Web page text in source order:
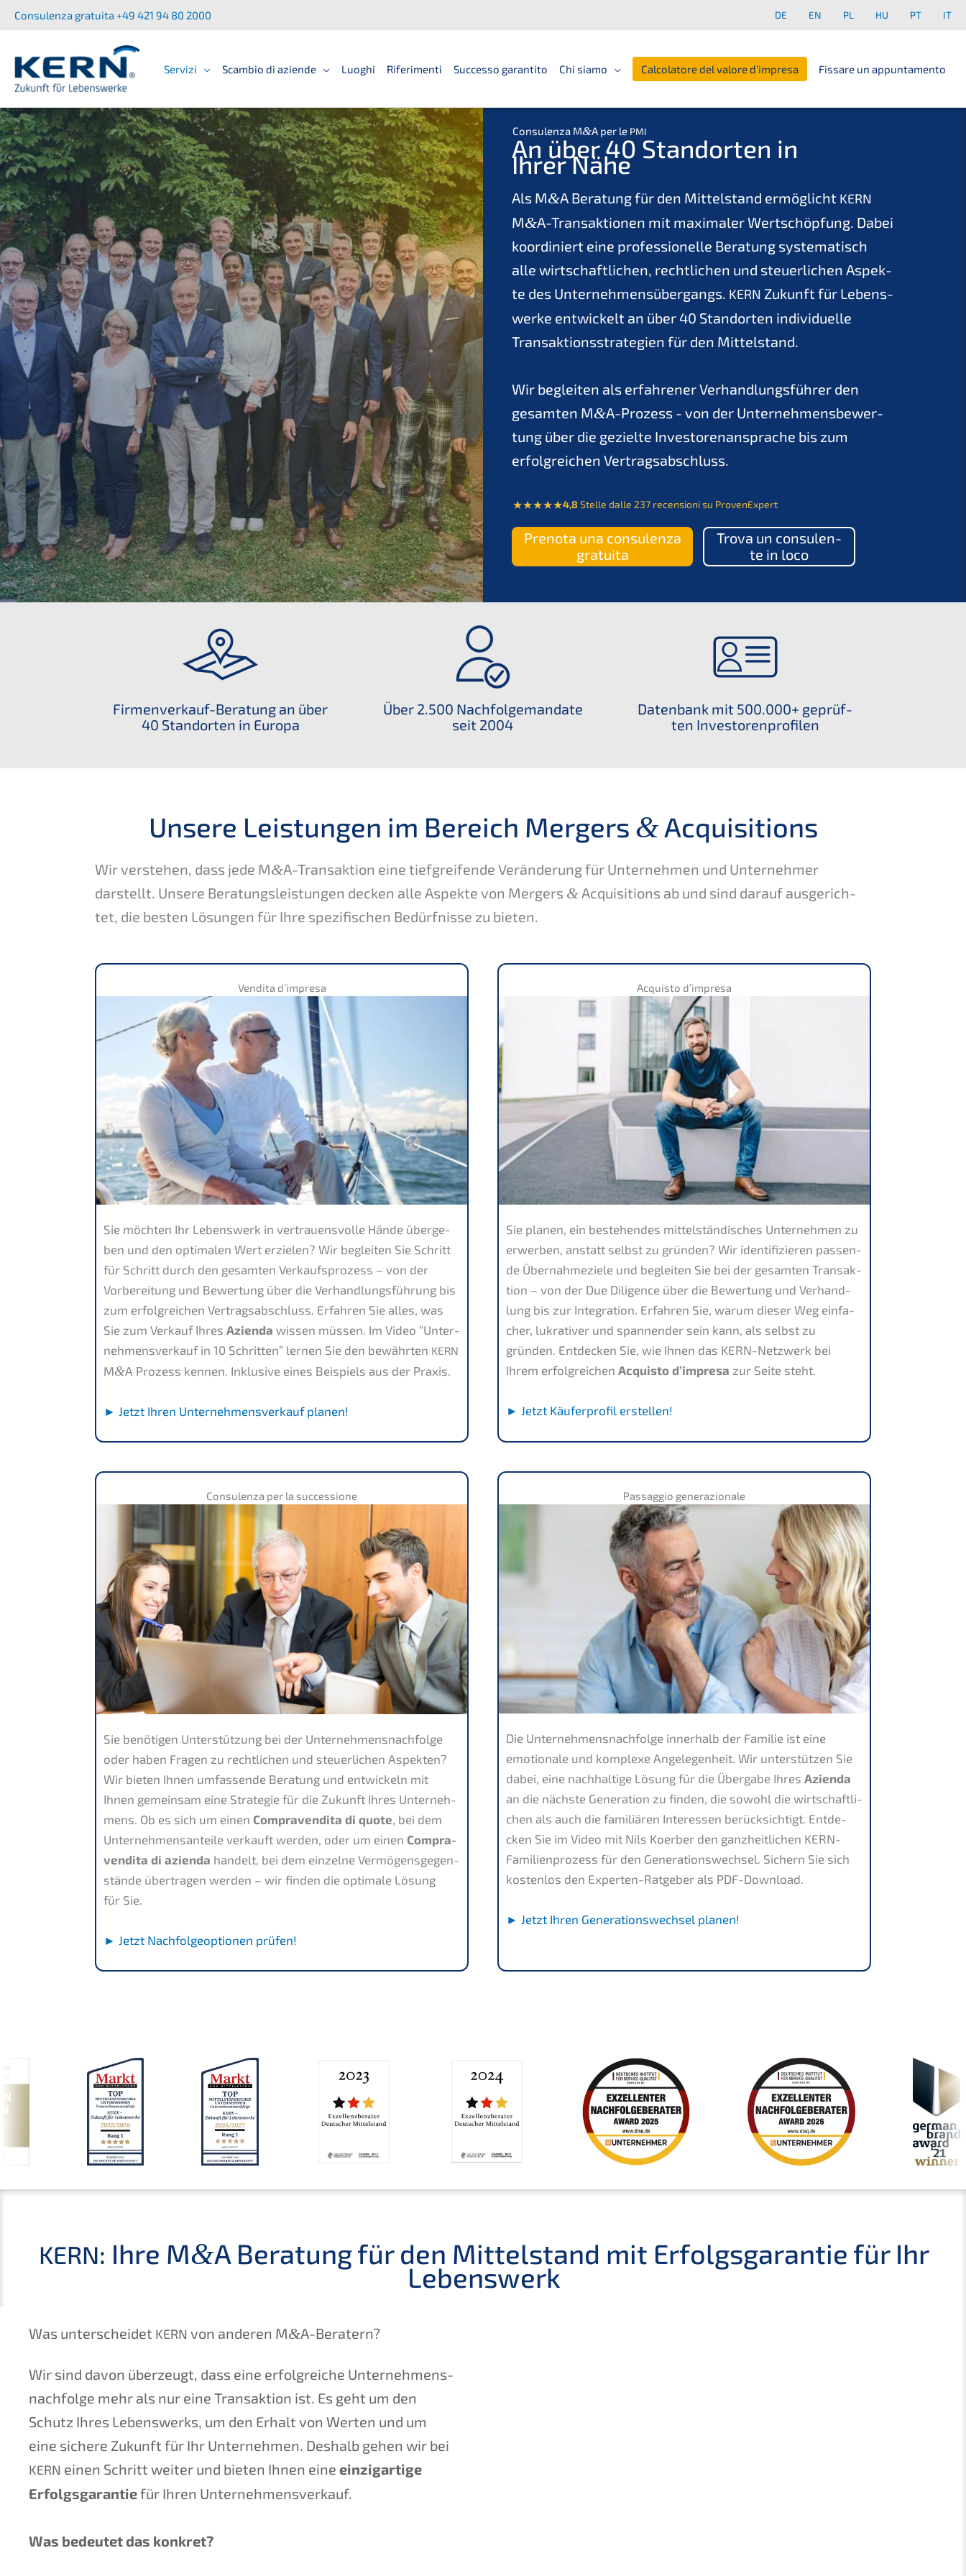
Inhalt
Consu­len­za gratui­ta +49 421 94 80 2000 DE EN PL HU PT IT
Servizi Scambio di aziende Luoghi Riferimenti Successo garantito Chi siamo Calcolatore del valore d'impresa Fissare un appuntamento
Consu­len­za M&A per le PMI
An über 40 Stand­or­ten in
Ihrer Nähe
Als M&A Beratung für den Mittel­stand ermög­licht KERN
M&A-Transaktionen mit maxima­ler Wertschöp­fung. Dabei
koordi­niert eine profes­sio­nel­le Beratung syste­ma­tisch
alle wirtschaft­li­chen, recht­li­chen und steuer­li­chen Aspek­
te des Unter­neh­mens­über­gangs. KERN Zukunft für Lebens­
wer­ke entwi­ckelt an über 40 Stand­or­ten indivi­du­el­le
Trans­ak­ti­ons­stra­te­gien für den Mittelstand.
Wir beglei­ten als erfah­re­ner Verhand­lungs­füh­rer den
gesam­ten M&A-Prozess - von der Unter­neh­mens­be­wer­
tung über die geziel­te Inves­to­ren­an­spra­che bis zum
erfolg­rei­chen Vertragsabschluss.
4,8 Stelle dalle 237 recen­sio­ni su ProvenExpert
Preno­ta una consu­len­za
gratuita
Trova un consu­len­
te in loco
Firmen­ver­kauf-Beratung an über
40 Stand­or­ten in Europa
Über 2.500 Nachfol­ge­man­da­te
seit 2004
Daten­bank mit 500.000+ geprüf­
ten Investorenprofilen
Unsere Leistun­gen im Bereich Mergers &Acquisitions
Wir verste­hen, dass jede M&A-Transaktion eine tiefgrei­fen­de Verän­de­rung für Unter­neh­men und Unter­neh­mer
darstellt. Unsere Beratungs­leis­tun­gen decken alle Aspek­te von Mergers &Acqui­si­ti­ons ab und sind darauf ausge­rich­
tet, die besten Lösun­gen für Ihre spezi­fi­schen Bedürf­nis­se zu bieten.
Vendita d’impre­sa
Sie möchten Ihr Lebens­werk in vertrau­ens­vol­le Hände überge­
ben und den optima­len Wert erzie­len? Wir beglei­ten Sie Schritt
für Schritt durch den gesam­ten Verkaufs­pro­zess – von der
Vorbe­rei­tung und Bewer­tung über die Verhand­lungs­füh­rung bis
zum erfolg­rei­chen Vertrags­ab­schluss. Erfah­ren Sie alles, was
Sie zum Verkauf Ihres Azien­da wissen müssen. Im Video “Unter­
nehmens­verkauf in 10 Schrit­ten” lernen Sie den bewähr­ten KERN
M&A Prozess kennen. Inklu­si­ve eines Beispiels aus der Praxis.
► Jetzt Ihren Unter­nehmens­verkauf planen!
Acquis­to d’impresa
Sie planen, ein bestehen­des mittel­stän­di­sches Unter­neh­men zu
erwer­ben, anstatt selbst zu gründen? Wir identi­fi­zie­ren passen­
de Übernah­me­zie­le und beglei­ten Sie bei der gesam­ten Trans­ak­
ti­on – von der Due Diligence über die Bewer­tung und Verhand­
lung bis zur Integra­ti­on. Erfah­ren Sie, warum dieser Weg einfa­
cher, lukra­ti­ver und spannen­der sein kann, als selbst zu
gründen. Entde­cken Sie, wie Ihnen das KERN-Netzwerk bei
Ihrem erfolg­rei­chen Acquis­to d’impre­sa zur Seite steht.
► Jetzt Käufer­pro­fil erstellen!
Consu­len­za per la successione
Sie benöti­gen Unter­stüt­zung bei der Unternehmens­nachfolge
oder haben Fragen zu recht­li­chen und steuer­li­chen Aspek­ten?
Wir bieten Ihnen umfas­sen­de Beratung und entwi­ckeln mit
Ihnen gemein­sam eine Strate­gie für die Zukunft Ihres Unter­neh­
mens. Ob es sich um einen Compra­ven­dita di quote , bei dem
Unter­neh­mens­an­tei­le verkauft werden, oder um einen Compra­
ven­dita di azien­da handelt, bei dem einzel­ne Vermö­gens­ge­gen­
stän­de übertra­gen werden – wir finden die optima­le Lösung
für Sie.
► Jetzt Nachfol­ge­op­tio­nen prüfen!
Passag­gio generazionale
Die Unternehmens­nachfolge inner­halb der Familie ist eine
emotio­na­le und komple­xe Angele­gen­heit. Wir unter­stüt­zen Sie
dabei, eine nachhal­ti­ge Lösung für die Überga­be Ihres Azien­da
an die nächs­te Genera­ti­on zu finden, die sowohl die wirtschaft­li­
chen als auch die familiä­ren Inter­es­sen berück­sich­tigt. Entde­
cken Sie im Video mit Nils Koerber den ganzheit­li­chen KERN-
Famili­en­pro­zess für den Generations­wechsel. Sichern Sie sich
kosten­los den Exper­ten-Ratge­ber als PDF-Download.
► Jetzt Ihren Generations­wechsel planen!
KERN: Ihre M&A Beratung für den Mittel­stand mit Erfolgs­ga­ran­tie für Ihr
Lebenswerk
Was unter­schei­det KERN von anderen M&A-Beratern?
Wir sind davon überzeugt, dass eine erfolg­rei­che Unternehmens­
nachfolge mehr als nur eine Trans­ak­ti­on ist. Es geht um den
Schutz Ihres Lebens­werks, um den Erhalt von Werten und um
eine siche­re Zukunft für Ihr Unter­neh­men. Deshalb gehen wir bei
KERN einen Schritt weiter und bieten Ihnen eine einzig­ar­ti­ge
Erfolgs­ga­ran­tiefür Ihren Unter­nehmens­verkauf.
Was bedeu­tet das konkret?